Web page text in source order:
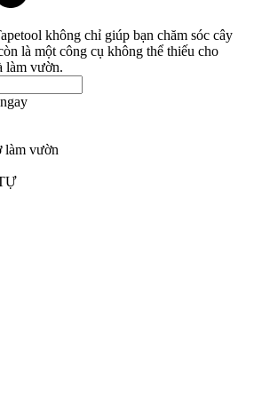
không chỉ giúp bạn chăm sóc cây
là một công cụ không thể thiếu cho
làm vườn.
làm vườn